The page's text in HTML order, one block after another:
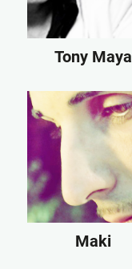
Tony Maya
Maki